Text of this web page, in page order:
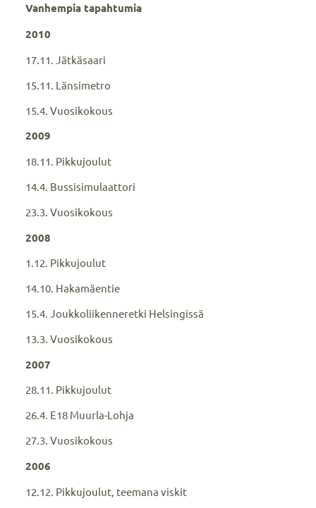
Vanhempia tapahtumia
2010
17.11. Jätkäsaari
15.11. Länsimetro
15.4. Vuosikokous
2009
18.11. Pikkujoulut
14.4. Bussisimulaattori
23.3. Vuosikokous
2008
1.12. Pikkujoulut
14.10. Hakamäentie
15.4. Joukkoliikenneretki Helsingissä
13.3. Vuosikokous
2007
28.11. Pikkujoulut
26.4. E18 Muurla-Lohja
27.3. Vuosikokous
2006
12.12. Pikkujoulut, teemana viskit